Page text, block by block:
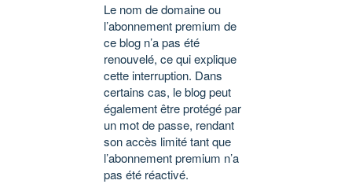
Le nom de domaine ou
l’abonnement premium de
ce blog n’a pas été
renouvelé, ce qui explique
cette interruption. Dans
certains cas, le blog peut
également être protégé par
un mot de passe, rendant
son accès limité tant que
l’abonnement premium n’a
pas été réactivé.